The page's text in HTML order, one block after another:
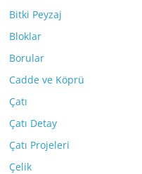
Bitki Peyzaj
Bloklar
Borular
Cadde ve Köprü
Çatı
Çatı Detay
Çatı Projeleri
Çelik